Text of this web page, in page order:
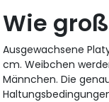
Wie
Ausgewachsene
cm. Weibchen
Männchen. Die